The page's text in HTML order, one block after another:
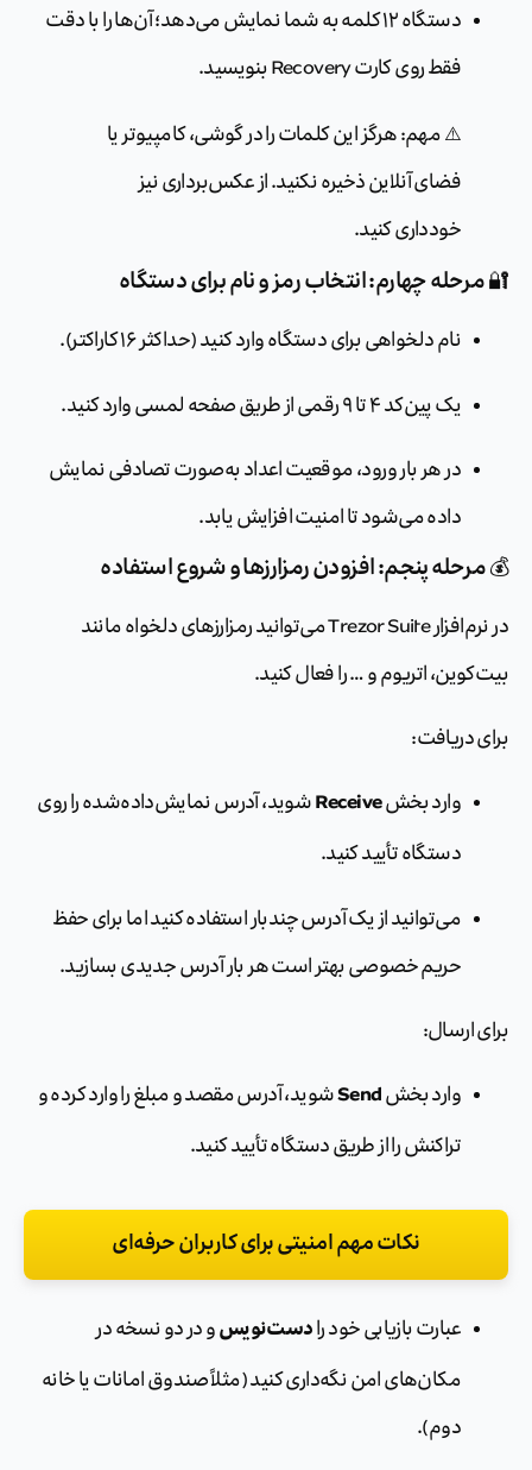
دستگاه ۱۲ کلمه به شما نمایش می‌دهد؛ آن‌ها را با دقت
فقط روی کارت Recovery بنویسید.
⚠️ مهم: هرگز این کلمات را در گوشی، کامپیوتر یا
فضای آنلاین ذخیره نکنید. از عکس‌برداری نیز
خودداری کنید.
🔐 مرحله چهارم: انتخاب رمز و نام برای دستگاه
نام دلخواهی برای دستگاه وارد کنید (حداکثر ۱۶ کاراکتر).
یک پین‌کد ۴ تا ۹ رقمی از طریق صفحه لمسی وارد کنید.
در هر بار ورود، موقعیت اعداد به‌صورت تصادفی نمایش
داده می‌شود تا امنیت افزایش یابد.
💰 مرحله پنجم: افزودن رمزارزها و شروع استفاده
در نرم‌افزار Trezor Suite می‌توانید رمزارزهای دلخواه مانند
بیت‌کوین، اتریوم و … را فعال کنید.
برای دریافت:
وارد بخشReceive شوید، آدرس نمایش‌داده‌شده را روی
دستگاه تأیید کنید.
می‌توانید از یک آدرس چندبار استفاده کنید اما برای حفظ
حریم خصوصی بهتر است هر بار آدرس جدیدی بسازید.
برای ارسال:
وارد بخش Sendشوید، آدرس مقصد و مبلغ را وارد کرده و
تراکنش را از طریق دستگاه تأیید کنید.
نکات مهم امنیتی برای کاربران حرفه‌ای
عبارت بازیابی خود را دست‌نویس و در دو نسخه در
مکان‌های امن نگه‌داری کنید (مثلاً صندوق امانات یا خانه
دوم).